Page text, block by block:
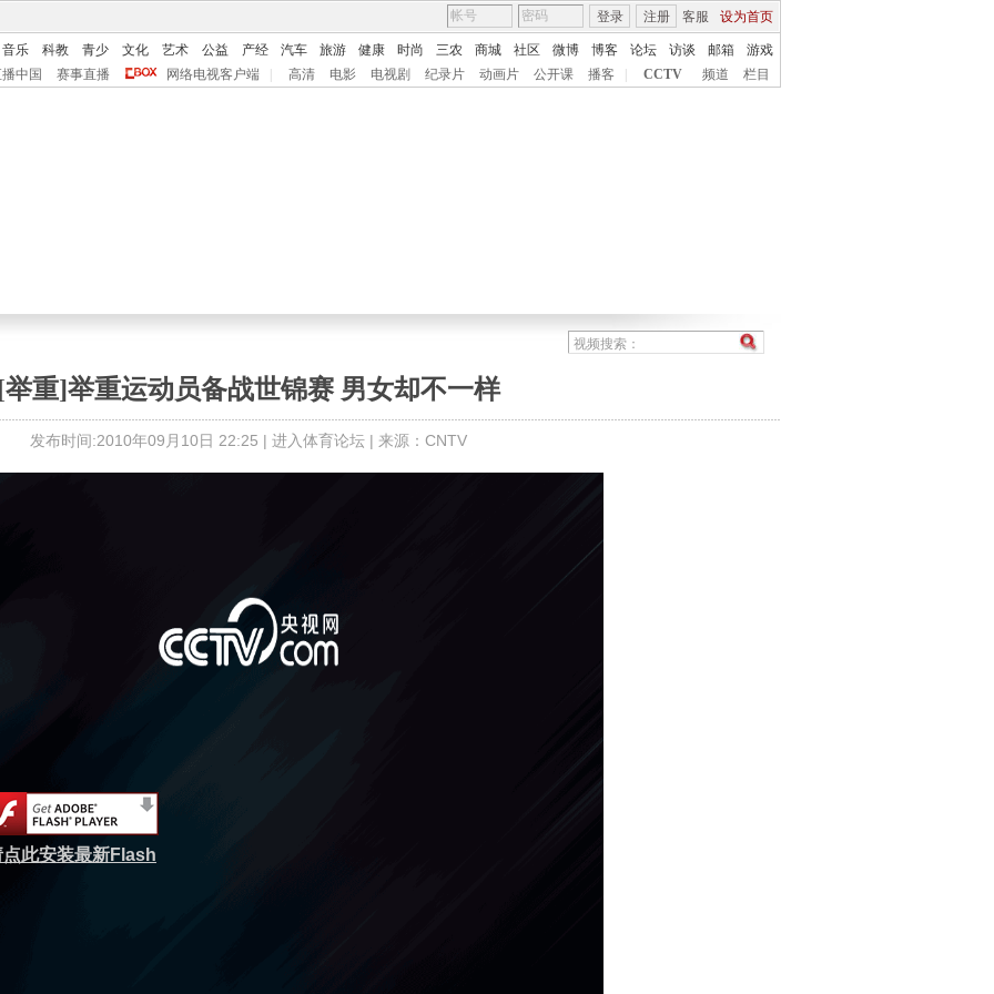
客服 设为首页
登录 注册
音乐 科教 青少 文化 艺术 公益 产经 汽车 旅游 健康 时尚 三农 商城 社区 微博 博客 论坛 访谈 邮箱
游戏
中国
赛事直播 网络电视客户端 高清 电影 电视剧 纪录片 动画片 公开课 播客 CCTV 频道 栏目
重]举重运动员备战世锦赛 男女却不一样
发布时间:2010年09月10日 22:25 | 进入体育论坛 | 来源：CNTV
点此安装最新Flash